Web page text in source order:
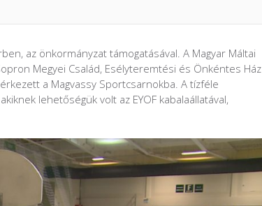
az önkormányzat támogatásával. A Magyar Máltai
Megyei Család, Esélyteremtési és Önkéntes Ház
a Magvassy Sportcsarnokba. A tízféle
lehetőségük volt az EYOF kabalaállatával,